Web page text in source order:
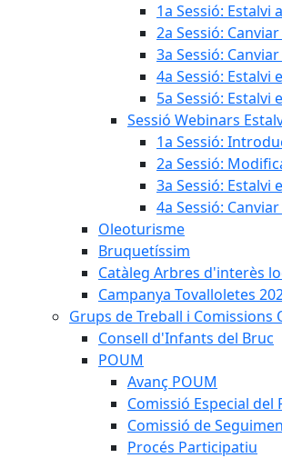
1a Sessió: Estalvi
2a Sessió:
3a Sessió:
4a Sessió:
5a Sessió:
Sessió Webinars
1a Sessió:
2a Sessió:
3a Sessió:
4a Sessió:
Oleoturisme
Bruquetíssim
Catàleg Arbres d'interès
Campanya Tovalloletes
Grups de Treball i Comissions
Consell d'Infants del Bruc
POUM
Avanç POUM
Comissió Especial del
Comissió de
Procés Participatiu